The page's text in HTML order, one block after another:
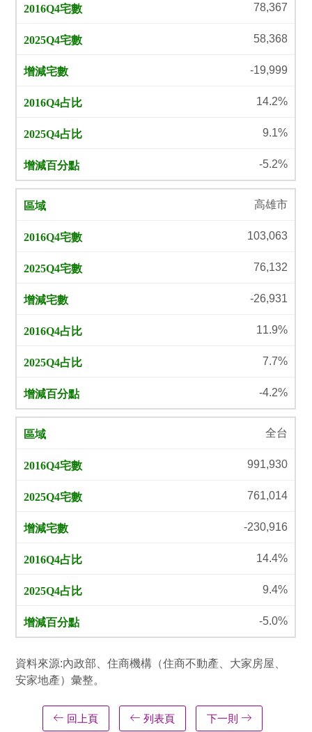
78,367
58,368
-19,999
14.2%
9.1%
-5.2%
高雄市
103,063
76,132
-26,931
11.9%
7.7%
-4.2%
全台
991,930
761,014
-230,916
14.4%
9.4%
-5.0%
資料來源:內政部、住商機構（住商不動產、大家房屋、
安家地產）彙整。
回上頁 列表頁 下一則